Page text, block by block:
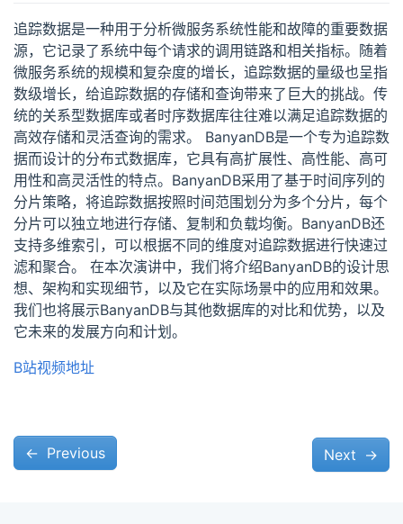
追踪数据是一种用于分析微服务系统性能和故障的重要数据
源，它记录了系统中每个请求的调用链路和相关指标。随着
微服务系统的规模和复杂度的增长，追踪数据的量级也呈指
数级增长，给追踪数据的存储和查询带来了巨大的挑战。传
统的关系型数据库或者时序数据库往往难以满足追踪数据的
高效存储和灵活查询的需求。 BanyanDB是一个专为追踪数
据而设计的分布式数据库，它具有高扩展性、高性能、高可
用性和高灵活性的特点。BanyanDB采用了基于时间序列的
分片策略，将追踪数据按照时间范围划分为多个分片，每个
分片可以独立地进行存储、复制和负载均衡。BanyanDB还
支持多维索引，可以根据不同的维度对追踪数据进行快速过
滤和聚合。 在本次演讲中，我们将介绍BanyanDB的设计思
想、架构和实现细节，以及它在实际场景中的应用和效果。
我们也将展示BanyanDB与其他数据库的对比和优势，以及
它未来的发展方向和计划。
B站视频地址
← Previous Next →